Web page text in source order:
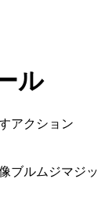
ル
アクション
ブルムジマジッ